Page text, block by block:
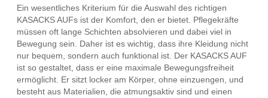
Ein wesentliches Kriterium für die Auswahl des richtigen
KASACKS AUFs ist der Komfort, den er bietet. Pflegekräfte
müssen oft lange Schichten absolvieren und dabei viel in
Bewegung sein. Daher ist es wichtig, dass ihre Kleidung nicht
nur bequem, sondern auch funktional ist. Der KASACKS AUF
ist so gestaltet, dass er eine maximale Bewegungsfreiheit
ermöglicht. Er sitzt locker am Körper, ohne einzuengen, und
besteht aus Materialien, die atmungsaktiv sind und einen